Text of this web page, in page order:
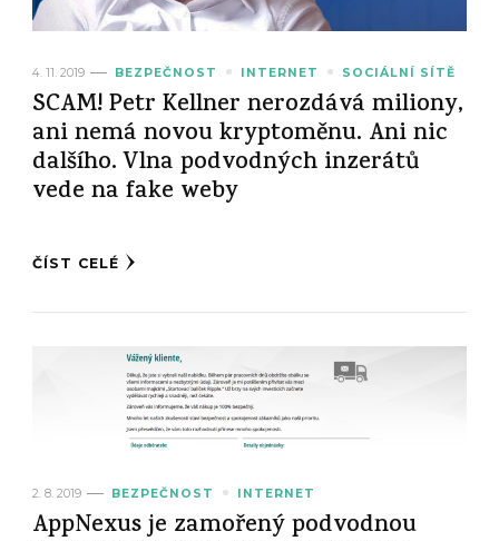
4. 11. 2019 BEZPEČNOST INTERNET SOCIÁLNÍ SÍTĚ
SCAM! Petr Kellner nerozdává miliony,
ani nemá novou kryptoměnu. Ani nic
dalšího. Vlna podvodných inzerátů
vede na fake weby
ČÍST CELÉ
2. 8. 2019 BEZPEČNOST INTERNET
AppNexus je zamořený podvodnou